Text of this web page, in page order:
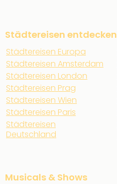
Städtereisen entdecken
Städtereisen Europa
Städtereisen Amsterdam
Städtereisen London
Städtereisen Prag
Städtereisen Wien
Städtereisen Paris
Städtereisen
Deutschland
Musicals & Shows